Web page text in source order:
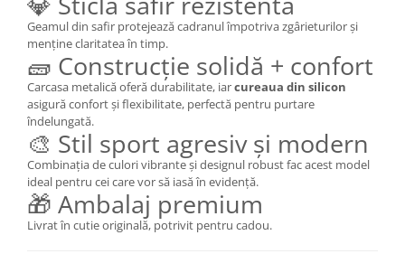
Geamul din safir protejează cadranul împotriva zgârieturilor și
menține claritatea în timp.
🧱 Construcție solidă + confort
Carcasa metalică oferă durabilitate, iarcureaua din silicon
asigură confort și flexibilitate, perfectă pentru purtare
îndelungată.
🎨 Stil sport agresiv și modern
Combinația de culori vibrante și designul robust fac acest model
ideal pentru cei care vor să iasă în evidență.
🎁 Ambalaj premium
Livrat în cutie originală, potrivit pentru cadou.